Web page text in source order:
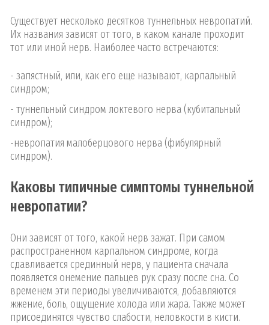
Существует несколько десятков туннельных невропатий.
Их названия зависят от того, в каком канале проходит
тот или иной нерв. Наиболее часто встречаются:
- запястный, или, как его еще называют, карпальный
синдром;
- туннельный синдром локтевого нерва (кубитальный
синдром);
-невропатия малоберцового нерва (фибулярный
синдром).
Каковы типичные симптомы туннельной
невропатии?
Они зависят от того, какой нерв зажат. При самом
распространенном карпальном синдроме, когда
сдавливается срединный нерв, у пациента сначала
появляется онемение пальцев рук сразу после сна. Со
временем эти периоды увеличиваются, добавляются
жжение, боль, ощущение холода или жара. Также может
присоединятся чувство слабости, неловкости в кисти.